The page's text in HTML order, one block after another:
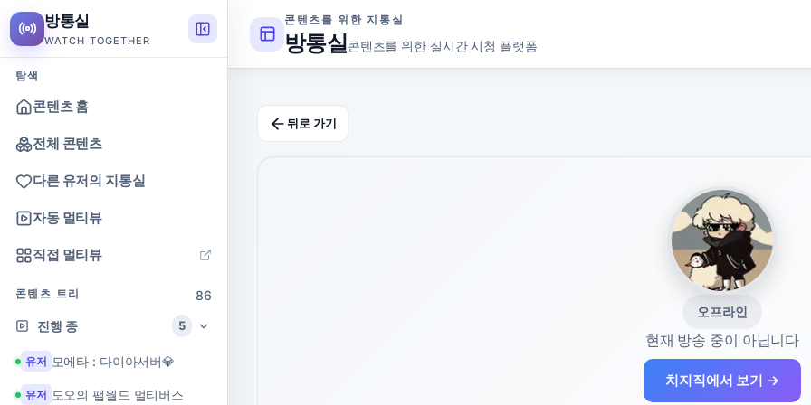
방통실
WATCH TOGETHER
탐색
콘텐츠 홈
전체 콘텐츠
다른 유저의 지통실
자동 멀티뷰
직접 멀티뷰
콘텐츠 트리
86
진행 중
5
유저 모에타 : 다이아서버💎
유저 도오의 팰월드 멀티버스
콘텐츠를 위한 지통실
방통실콘텐츠를 위한 실시간 시청 플랫폼
뒤로 가기
오프라인
현재 방송 중이 아닙니다
치지직에서 보기 →